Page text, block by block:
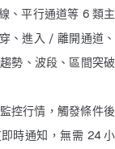
、平行通道等 6 類主
、進入 / 離開通道、
勢、波段、區間突破
控行情，觸發條件後
時通知，無需 24 小